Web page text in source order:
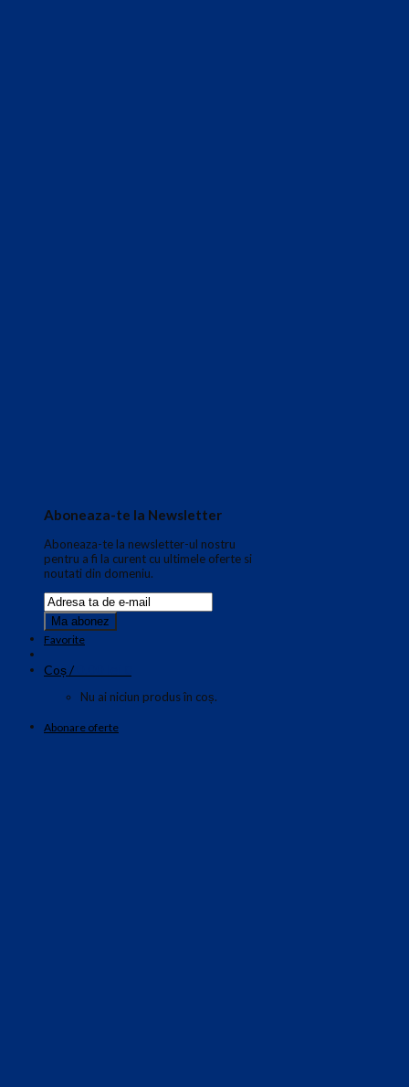
Aboneaza-te la Newsletter
Aboneaza-te la newsletter-ul nostru
pentru a fi la curent cu ultimele oferte si
noutati din domeniu.
Favorite
Coș /
Nu ai niciun produs în coș.
Abonare oferte